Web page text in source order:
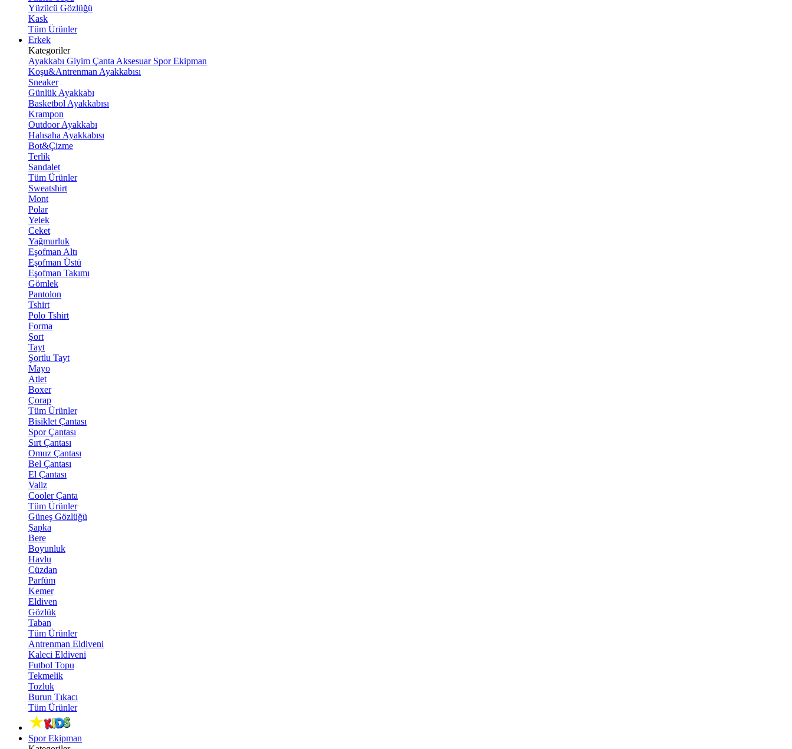
Yüzücü Gözlüğü
Kask
Tüm Ürünler
Erkek
Kategoriler
Ayakkabı Giyim Çanta Aksesuar Spor Ekipman
Koşu&Antrenman Ayakkabısı
Sneaker
Günlük Ayakkabı
Basketbol Ayakkabısı
Krampon
Outdoor Ayakkabı
Halısaha Ayakkabısı
Bot&Çizme
Terlik
Sandalet
Tüm Ürünler
Sweatshirt
Mont
Polar
Yelek
Ceket
Yağmurluk
Eşofman Altı
Eşofman Üstü
Eşofman Takımı
Gömlek
Pantolon
Tshirt
Polo Tshirt
Forma
Şort
Tayt
Şortlu Tayt
Mayo
Atlet
Boxer
Çorap
Tüm Ürünler
Bisiklet Çantası
Spor Çantası
Sırt Çantası
Omuz Çantası
Bel Çantası
El Çantası
Valiz
Cooler Çanta
Tüm Ürünler
Güneş Gözlüğü
Şapka
Bere
Boyunluk
Havlu
Cüzdan
Parfüm
Kemer
Eldiven
Gözlük
Taban
Tüm Ürünler
Antrenman Eldiveni
Kaleci Eldiveni
Futbol Topu
Tekmelik
Tozluk
Burun Tıkacı
Tüm Ürünler
Spor Ekipman